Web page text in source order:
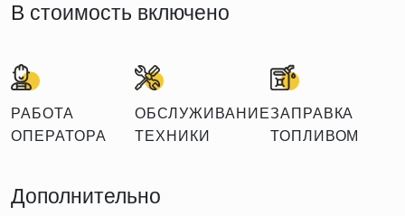
В стоимость включено
РАБОТА
ОПЕРАТОРА
ОБСЛУЖИВАНИЕ
ТЕХНИКИ
ЗАПРАВКА
ТОПЛИВОМ
Дополнительно